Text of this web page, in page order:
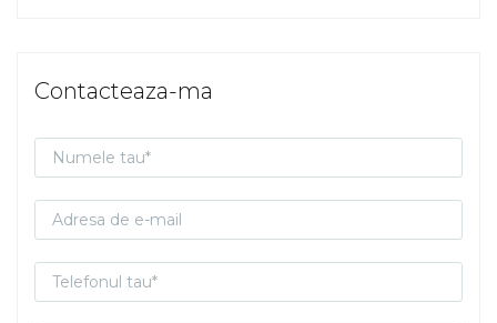
Contacteaza-ma